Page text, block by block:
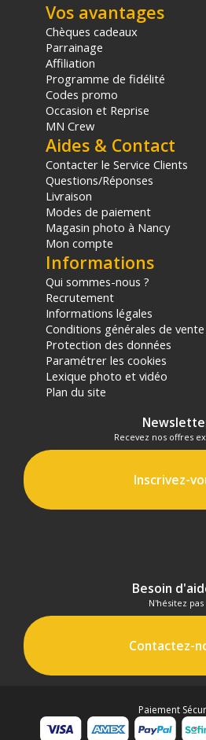
relais situé en France continentale
sur les produits de moins de 1m et moins
(2) Sous réserve d'éligibilité.
(3) Nombre de points Fidélité estimés,
sur le prix TTC en €, les points seront
panier.
Vos avantages
Chèques cadeaux
Parrainage
Affiliation
Programme de fidélité
Codes promo
Occasion et Reprise
MN Crew
Aides & Contact
Contacter le Service Clients
Questions/Réponses
Livraison
Modes de paiement
Magasin photo à Nancy
Mon compte
Informations
Qui sommes-nous ?
Recrutement
Informations légales
Conditions générales de vente
Protection des données
Paramétrer les cookies
Lexique photo et vidéo
Plan du site
Recevez nos offres
Inscrivez-
Besoin
N'hésitez pas
Contactez-
Paiement